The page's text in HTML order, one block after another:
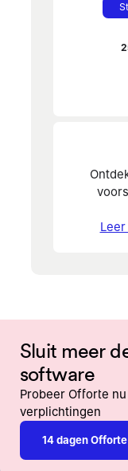
Sluit meer
software
Probeer Offorte
verplichtingen
14 dagen